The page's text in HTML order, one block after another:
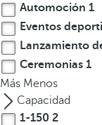
t
e
e
s
p
Automoción 1
Eventos
Lanzamiento
Ceremonias 1
Más Menos
Capacidad
1-150 2